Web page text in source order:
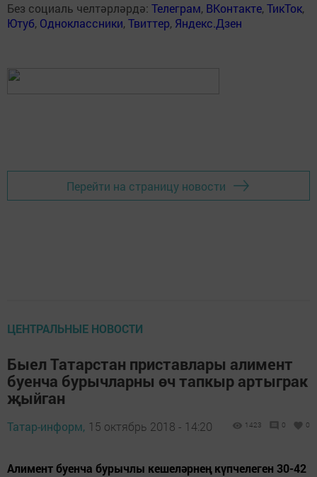
Без социаль челтәрләрдә: Телеграм, ВКонтакте,ТикТок,
Ютуб, Одноклассники,Твиттер, Яндекс.Дзен
Перейти на страницу новости
ЦЕНТРАЛЬНЫЕ НОВОСТИ
Быел Татарстан приставлары алимент
буенча бурычларны өч тапкыр артыграк
җыйган
Татар-информ, 15 октябрь 2018 - 14:20 1423 0 0
Алимент буенча бурычлы кешеләрнең күпчелеген 30-42